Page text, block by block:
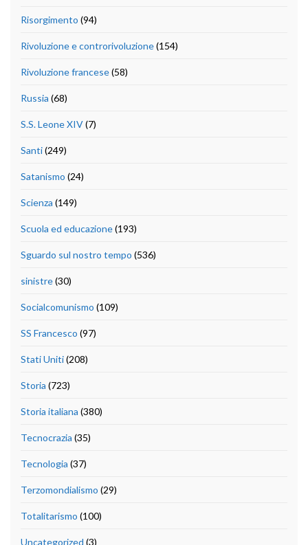
Risorgimento (94)
Rivoluzione e controrivoluzione(154)
Rivoluzione francese(58)
Russia (68)
S.S. Leone XIV(7)
Santi(249)
Satanismo (24)
Scienza (149)
Scuola ed educazione(193)
Sguardo sul nostro tempo (536)
sinistre(30)
Socialcomunismo (109)
SS Francesco (97)
Stati Uniti(208)
Storia (723)
Storia italiana (380)
Tecnocrazia (35)
Tecnologia (37)
Terzomondialismo (29)
Totalitarismo (100)
Uncategorized (3)